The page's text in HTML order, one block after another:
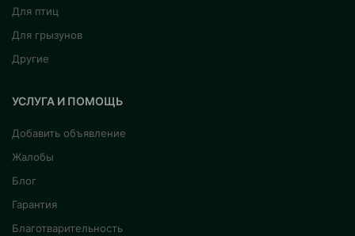
Для птиц
Для грызунов
Другие
УСЛУГА И ПОМОЩЬ
Добавить объявление
Жалобы
Блог
Гарантия
Благотварительность